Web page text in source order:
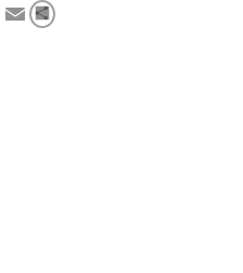
Email
Compartir